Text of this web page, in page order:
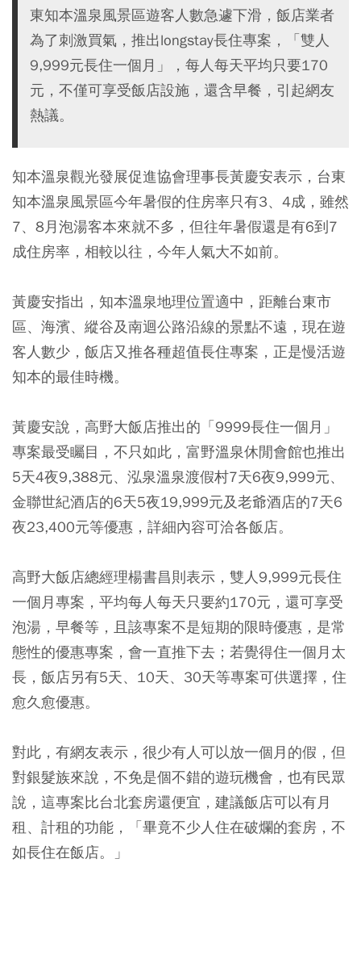
東知本溫泉風景區遊客人數急遽下滑，飯店業者
為了刺激買氣，推出longstay長住專案，「雙人
9,999元長住一個月」，每人每天平均只要170
元，不僅可享受飯店設施，還含早餐，引起網友
熱議。
知本溫泉觀光發展促進協會理事長黃慶安表示，台東
知本溫泉風景區今年暑假的住房率只有3、4成，雖然
7、8月泡湯客本來就不多，但往年暑假還是有6到7
成住房率，相較以往，今年人氣大不如前。
黃慶安指出，知本溫泉地理位置適中，距離台東市
區、海濱、縱谷及南迴公路沿線的景點不遠，現在遊
客人數少，飯店又推各種超值長住專案，正是慢活遊
知本的最佳時機。
黃慶安說，高野大飯店推出的「9999長住一個月」
專案最受矚目，不只如此，富野溫泉休閒會館也推出
5天4夜9,388元、泓泉溫泉渡假村7天6夜9,999元、
金聯世紀酒店的6天5夜19,999元及老爺酒店的7天6
夜23,400元等優惠，詳細內容可洽各飯店。
高野大飯店總經理楊書昌則表示，雙人9,999元長住
一個月專案，平均每人每天只要約170元，還可享受
泡湯，早餐等，且該專案不是短期的限時優惠，是常
態性的優惠專案，會一直推下去；若覺得住一個月太
長，飯店另有5天、10天、30天等專案可供選擇，住
愈久愈優惠。
對此，有網友表示，很少有人可以放一個月的假，但
對銀髮族來說，不免是個不錯的遊玩機會，也有民眾
說，這專案比台北套房還便宜，建議飯店可以有月
租、計租的功能，「畢竟不少人住在破爛的套房，不
如長住在飯店。」